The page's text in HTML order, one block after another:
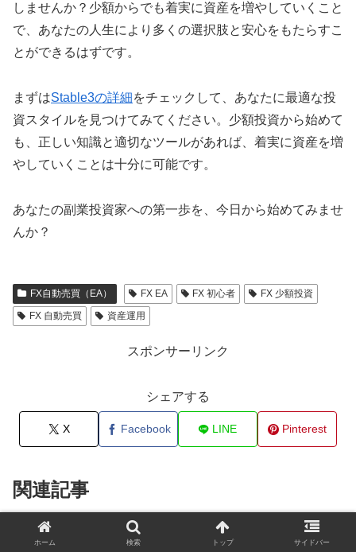
しませんか？少額からでも着実に資産を増やしていくこと
で、あなたの人生により多くの選択肢と安心をもたらすこ
とができるはずです。
まずはStable3の詳細をチェックして、あなたに最適な投
資スタイルを見つけてみてください。少額投資から始めて
も、正しい知識と適切なツールがあれば、着実に資産を増
やしていくことは十分に可能です。
あなたの副業投資家への第一歩を、今日から始めてみませ
んか？
FX自動売買（EA） FX EA FX 初心者
FX 少額投資
FX 自動売買
資産運用
スポンサーリンク
シェアする
X Facebook LINE Pinterest
関連記事
FX自動売買（EA）
【初心者必見】FXのEA複数運用
ホーム 検索 トップ サイドバー